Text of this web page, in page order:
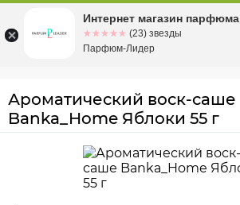
Омскул. Заозерная, 11, к. 1
Ароматический воск-саше
Banka_Home Яблоки 55 г
Интернет магазин парфюма
☆☆☆☆☆
★★★★★ (23) звезды
Парфюм-Лидер